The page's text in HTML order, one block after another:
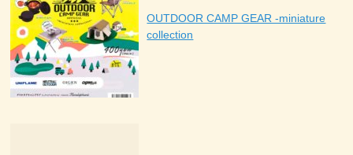
OUTDOOR CAMP GEAR -miniature
collection